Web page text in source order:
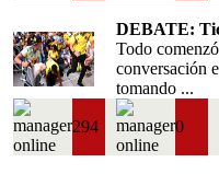
DEBATE:
Todo
conversación
tomando ...
294 0